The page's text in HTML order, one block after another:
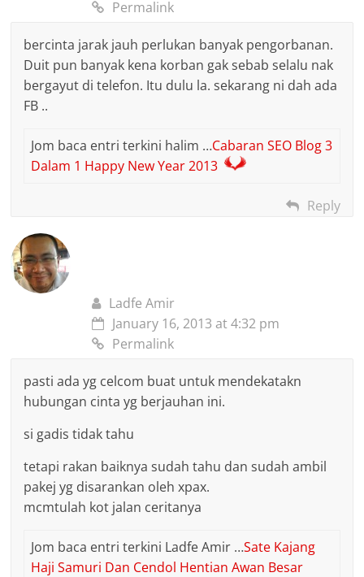
Permalink
bercinta jarak jauh perlukan banyak pengorbanan.
Duit pun banyak kena korban gak sebab selalu nak
bergayut di telefon. Itu dulu la. sekarang ni dah ada
FB ..
Jom baca entri terkini halim …Cabaran SEO Blog 3
Dalam 1 Happy New Year 2013
Reply
Ladfe Amir
January 16, 2013 at 4:32 pm
Permalink
pasti ada yg celcom buat untuk mendekatakn
hubungan cinta yg berjauhan ini.
si gadis tidak tahu
tetapi rakan baiknya sudah tahu dan sudah ambil
pakej yg disarankan oleh xpax.
mcmtulah kot jalan ceritanya
Jom baca entri terkini Ladfe Amir …Sate Kajang
Haji Samuri Dan Cendol Hentian Awan Besar